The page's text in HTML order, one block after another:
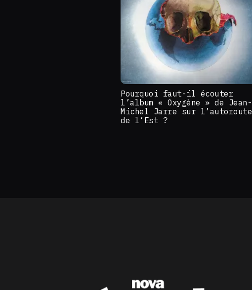
Pourquoi faut-il écouter
l’album « Oxygène » de Jean-
Michel Jarre sur l’autoroute
de l’Est ?